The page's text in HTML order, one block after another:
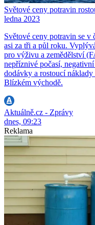
Světové ceny potravin
ledna 2023
Světové ceny potravin se
asi za tři a půl roku.
pro výživu a zemědělství
nepříznivé počasí,
dodávky a rostoucí
Blízkém východě.
Aktuálně.cz - Zprávy
dnes, 09:23
Reklama